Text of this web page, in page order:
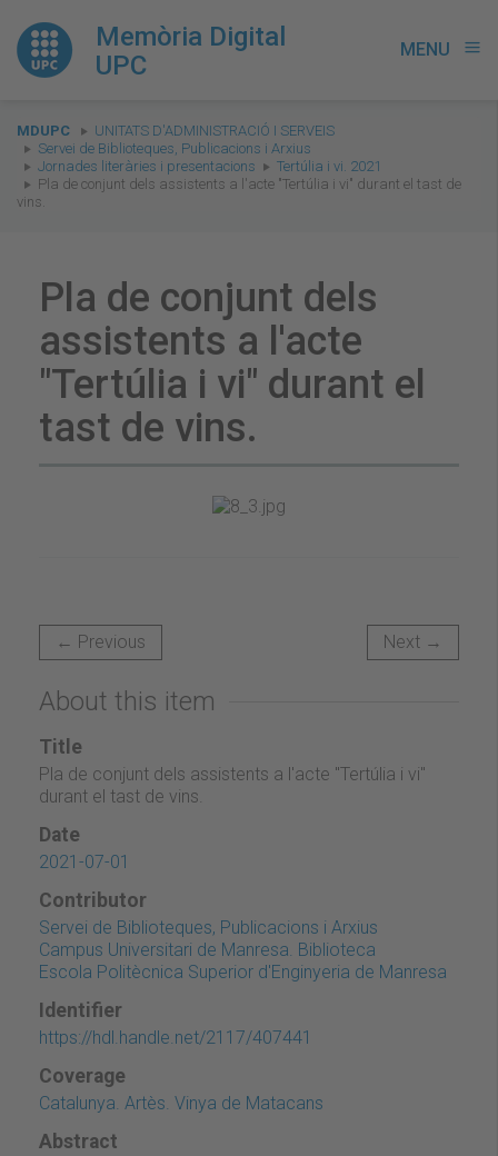
Memòria Digital
UPC
MENU menu
You
are
here:
MDUPC
UNITATS D'ADMINISTRACIÓ I SERVEIS
Servei de Biblioteques, Publicacions i Arxius
Jornades literàries i presentacions
Tertúlia i vi. 2021
Pla de conjunt dels assistents a l'acte "Tertúlia i vi" durant el tast de
vins.
Pla de conjunt dels
assistents a l'acte
"Tertúlia i vi" durant el
tast de vins.
← Previous Next →
About this item
Title
Pla de conjunt dels assistents a l'acte "Tertúlia i vi"
durant el tast de vins.
Date
2021-07-01
Contributor
Servei de Biblioteques, Publicacions i Arxius
Campus Universitari de Manresa. Biblioteca
Escola Politècnica Superior d'Enginyeria de Manresa
Identifier
https://hdl.handle.net/2117/407441
Coverage
Catalunya. Artès. Vinya de Matacans
Abstract